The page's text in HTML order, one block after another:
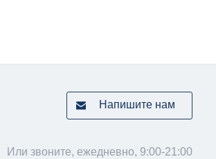
Напишите нам
Или звоните, ежедневно, 9:00-21:00